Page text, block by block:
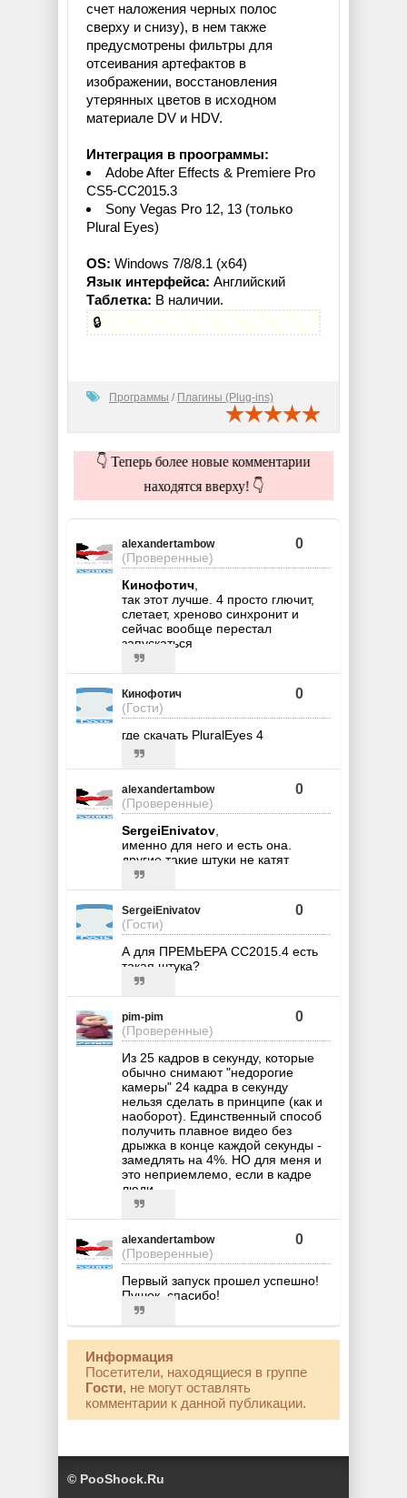
счет наложения черных полос
сверху и снизу), в нем также
предусмотрены фильтры для
отсеивания артефактов в
изображении, восстановления
утерянных цветов в исходном
материале DV и HDV.
Интеграция в проограммы:
Adobe After Effects & Premiere Pro
CS5-CC2015.3
Sony Vegas Pro 12, 13 (только
Plural Eyes)
OS: Windows 7/8/8.1 (x64)
Язык интерфейса: Английский
Таблетка: В наличии.
🔒
Программы / Плагины (Plug-ins)
👇 Теперь более новые комментарии
находятся вверху! 👇
alexandertambow
(Проверенные)
0
Кинофотич
так этот лучше. 4 просто глючит,
слетает, хреново синхронит и
сейчас вообще перестал
запускаться
Кинофотич
(Гости)
0
где скачать PluralEyes 4
alexandertambow
(Проверенные)
0
SergeiEnivatov
именно для него и есть она.
другие такие штуки не катят
SergeiEnivatov
(Гости)
0
А для ПРЕМЬЕРА СС2015.4 есть
такая штука?
pim-pim
(Проверенные)
0
Из 25 кадров в секунду, которые
обычно снимают "недорогие
камеры" 24 кадра в секунду
нельзя сделать в принципе (как и
наоборот). Единственный способ
получить плавное видео без
дрыжка в конце каждой секунды -
замедлять на 4%. НО для меня и
это неприемлемо, если в кадре
люди.
alexandertambow
(Проверенные)
0
Первый запуск прошел успешно!
Пушок, спасибо!
Информация
Посетители, находящиеся в группе
Гости, не могут оставлять
комментарии к данной публикации.
© PooShock.Ru